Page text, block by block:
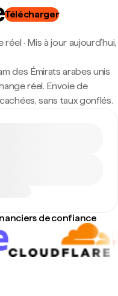
Télécharger
réel · Mis à jour aujourd’hui,
des Émirats arabes unis
réel. Envoie de
sans taux gonflés.
de confiance